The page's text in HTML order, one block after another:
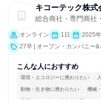
キコーテック株式
総合商社・専門商社
オンライン 1日
2025
27卒 | オープン・カンパニー
こんな人におすすめ
環境・エコロジーに携わりたい
動物・生き物に携わりたい 機械
商品・サービスの魅力を表現したい